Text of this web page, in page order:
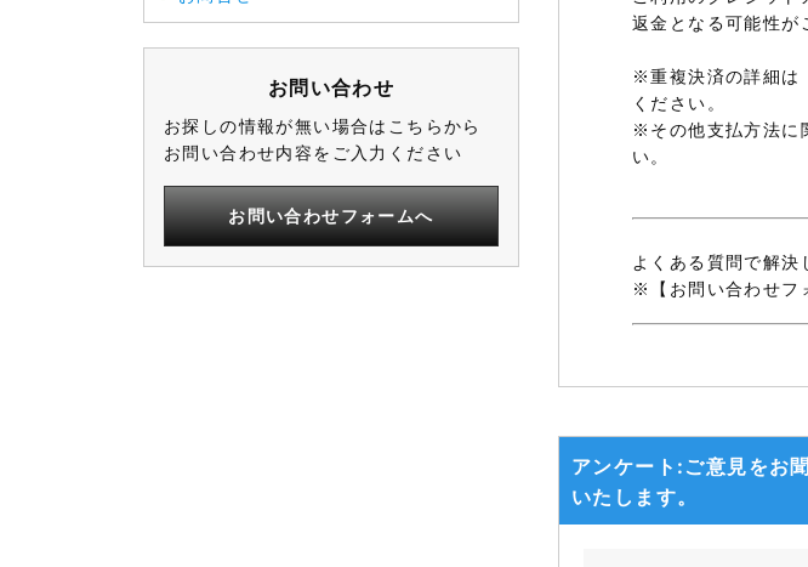
お問い合わせ
お探しの情報が無い場合はこちらから
お問い合わせ内容をご入力ください
お問い合わせフォームへ
返金となる可能性が
※重複決済の詳細は
ください。
※その他支払方法に
い。
よくある質問で解決
※【お問い合わせフ
アンケート:ご意見をお
いたします。